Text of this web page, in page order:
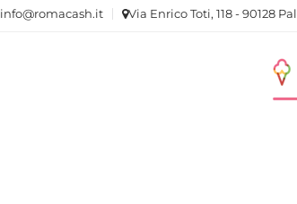
info@romacash.it Via Enrico Toti, 118 - 90128